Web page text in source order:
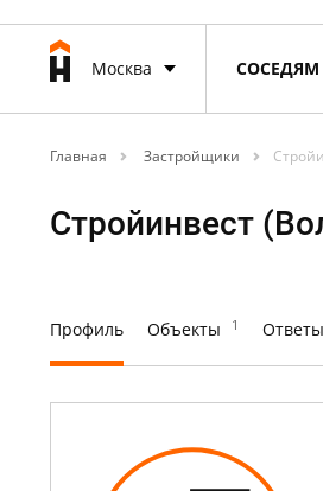
Москва СОСЕДЯМ
Главная Застройщики
Стройинвест
Профиль Объекты 1 Ответы